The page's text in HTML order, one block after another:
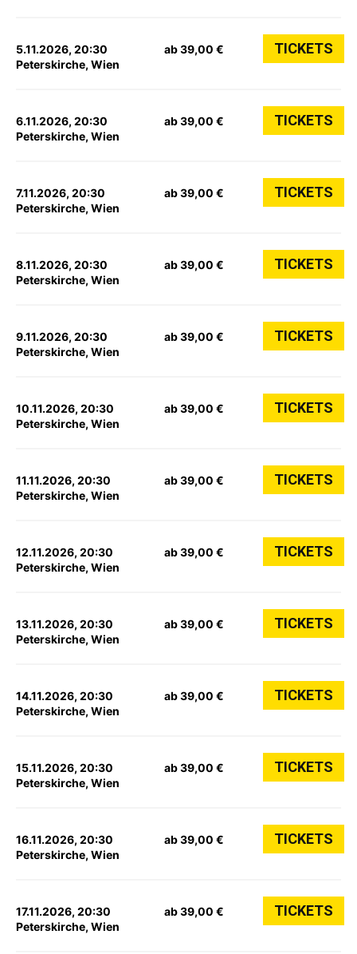
5.11.2026, 20:30
Peterskirche, Wien
ab 39,00 € TICKETS
6.11.2026, 20:30
Peterskirche, Wien
ab 39,00 € TICKETS
7.11.2026, 20:30
Peterskirche, Wien
ab 39,00 € TICKETS
8.11.2026, 20:30
Peterskirche, Wien
ab 39,00 € TICKETS
9.11.2026, 20:30
Peterskirche, Wien
ab 39,00 € TICKETS
10.11.2026, 20:30
Peterskirche, Wien
ab 39,00 € TICKETS
11.11.2026, 20:30
Peterskirche, Wien
ab 39,00 € TICKETS
12.11.2026, 20:30
Peterskirche, Wien
ab 39,00 € TICKETS
13.11.2026, 20:30
Peterskirche, Wien
ab 39,00 € TICKETS
14.11.2026, 20:30
Peterskirche, Wien
ab 39,00 € TICKETS
15.11.2026, 20:30
Peterskirche, Wien
ab 39,00 € TICKETS
16.11.2026, 20:30
Peterskirche, Wien
ab 39,00 € TICKETS
17.11.2026, 20:30
Peterskirche, Wien
ab 39,00 € TICKETS